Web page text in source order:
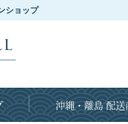
ショップ
沖縄・離島 配送